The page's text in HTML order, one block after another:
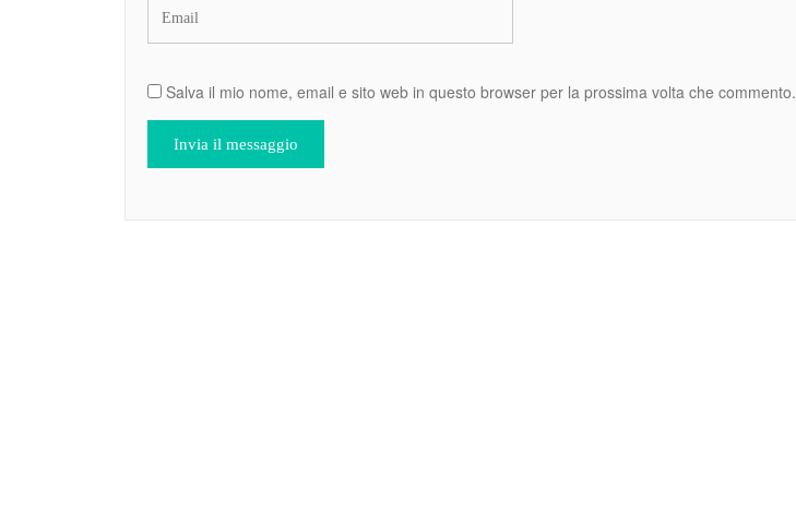
Salva il mio nome, email e sito web in questo browser per la prossima volta che commento.